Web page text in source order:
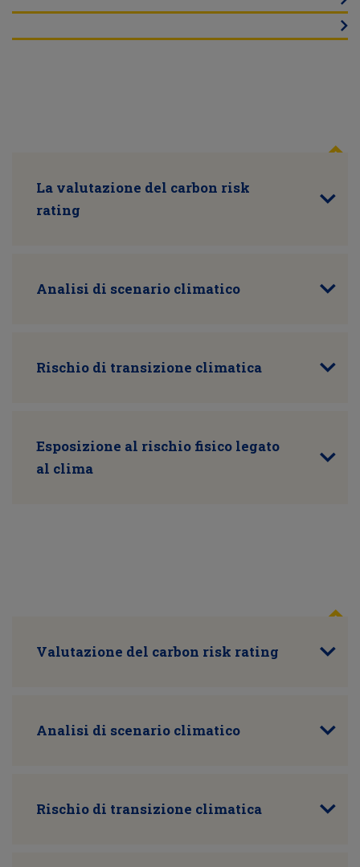
La valutazione del carbon risk
rating
Analisi di scenario climatico
Rischio di transizione climatica
Esposizione al rischio fisico legato
al clima
Valutazione del carbon risk rating
Analisi di scenario climatico
Rischio di transizione climatica